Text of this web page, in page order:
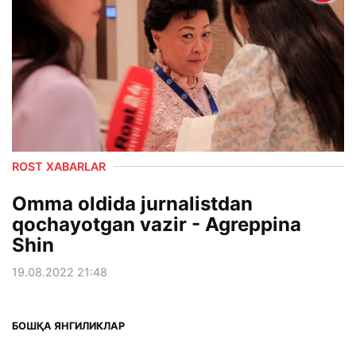
ROST XABARLAR
Omma oldida jurnalistdan
qochayotgan vazir - Agreppina
Shin
19.08.2022 21:48
БОШҚА ЯНГИЛИКЛАР